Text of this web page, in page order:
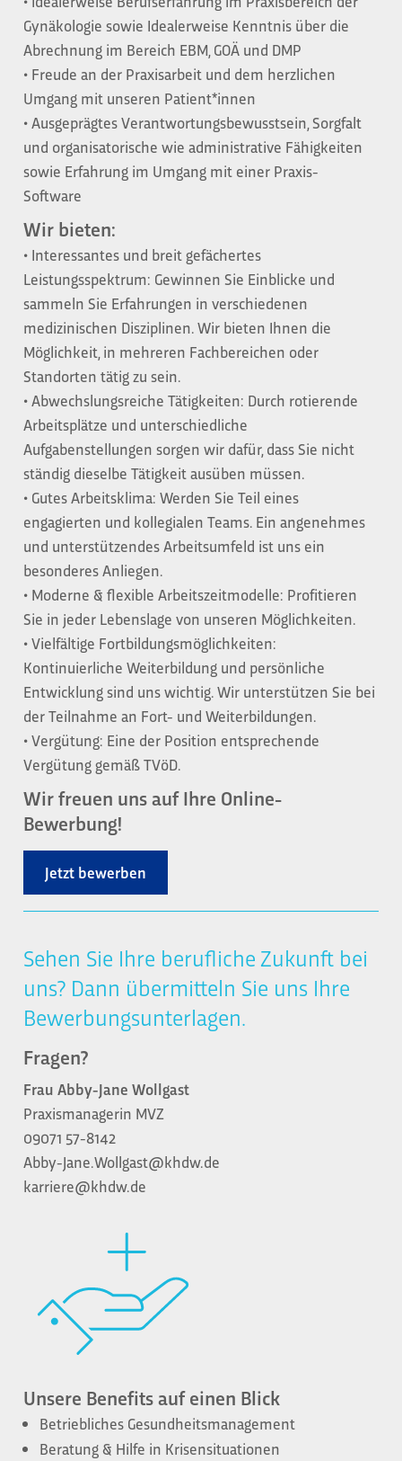
Gynäkologie sowie Idealerweise Kenntnis über die
Abrechnung im Bereich EBM, GOÄ und DMP
• Freude an der Praxisarbeit und dem herzlichen
Umgang mit unseren Patient*innen
• Ausgeprägtes Verantwortungsbewusstsein, Sorgfalt
und organisatorische wie administrative Fähigkeiten
sowie Erfahrung im Umgang mit einer Praxis-
Software
Wir bieten:
• Interessantes und breit gefächertes
Leistungsspektrum: Gewinnen Sie Einblicke und
sammeln Sie Erfahrungen in verschiedenen
medizinischen Disziplinen. Wir bieten Ihnen die
Möglichkeit, in mehreren Fachbereichen oder
Standorten tätig zu sein.
• Abwechslungsreiche Tätigkeiten: Durch rotierende
Arbeitsplätze und unterschiedliche
Aufgabenstellungen sorgen wir dafür, dass Sie nicht
ständig dieselbe Tätigkeit ausüben müssen.
• Gutes Arbeitsklima: Werden Sie Teil eines
engagierten und kollegialen Teams. Ein angenehmes
und unterstützendes Arbeitsumfeld ist uns ein
besonderes Anliegen.
• Moderne & flexible Arbeitszeitmodelle: Profitieren
Sie in jeder Lebenslage von unseren Möglichkeiten.
• Vielfältige Fortbildungsmöglichkeiten:
Kontinuierliche Weiterbildung und persönliche
Entwicklung sind uns wichtig. Wir unterstützen Sie bei
der Teilnahme an Fort- und Weiterbildungen.
• Vergütung: Eine der Position entsprechende
Vergütung gemäß TVöD.
Wir freuen uns auf Ihre Online-
Bewerbung!
Jetzt bewerben
Sehen Sie Ihre berufliche Zukunft bei
uns? Dann übermitteln Sie uns Ihre
Bewerbungsunterlagen.
Fragen?
Frau Abby-Jane Wollgast
Praxismanagerin MVZ
09071 57-8142
Abby-Jane.Wollgast@khdw.de
karriere@khdw.de
Unsere Benefits auf einen Blick
Betriebliches Gesundheitsmanagement
Beratung & Hilfe in Krisensituationen